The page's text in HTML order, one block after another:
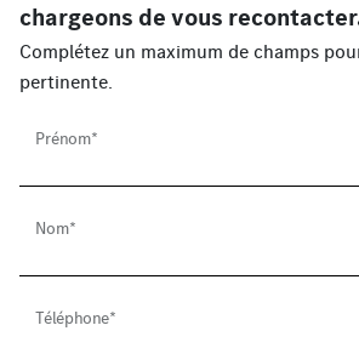
chargeons de vous
Complétez un maximum de champs
pertinente.
Prénom*
Nom*
Téléphone*